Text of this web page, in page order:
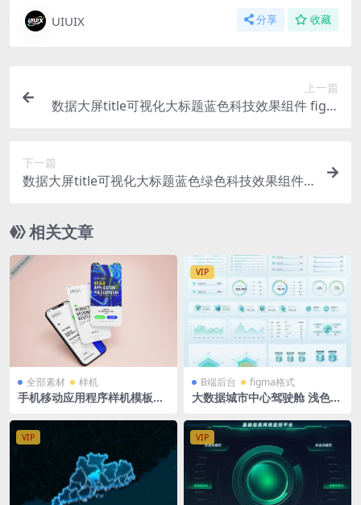
UIUIX 分享 收藏
上一篇
数据大屏title可视化大标题蓝色科技效果组件 figm
下一篇
数据大屏title可视化大标题蓝色绿色科技效果组件
相关文章
全部素材 样机
手机移动应用程序样机模板PS
VIP
B端后台 figma格式
大数据城市中心驾驶舱 浅色
表 可视化大屏 figma格式
VIP VIP